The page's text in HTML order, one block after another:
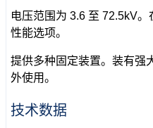
电压范围为 3.6 至 72.5kV
性能选项。
提供多种固定装置。装有强
外使用。
技术数据